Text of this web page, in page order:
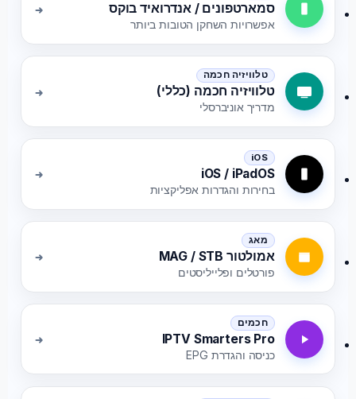
סמארטפונים / אנדרואיד בוקס
אפשרויות השחקן הטובות ביותר
טלוויזיה חכמה
טלוויזיה חכמה (כללי)
מדריך אוניברסלי
iOS
iOS / iPadOS
בחירות והגדרות אפליקציות
מאג
אמולטור MAG / STB
פורטלים ופלייליסטים
חכמים
IPTV Smarters Pro
כניסה והגדרת EPG